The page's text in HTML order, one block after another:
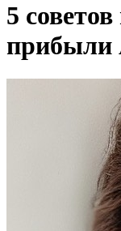
5
прибыли